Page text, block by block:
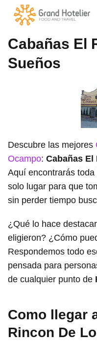
Cabañas El
Sueños
Descubre las mejores
Ocampo: Cabañas El
Aquí encontrarás
solo lugar para que
sin perder tiempo
¿Qué lo hace
eligieron? ¿Cómo
Respondemos todo
pensada para
de cualquier punto de
Como llegar
Rincon De